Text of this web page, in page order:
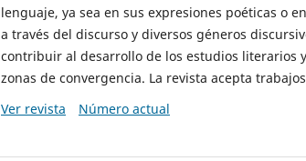
lenguaje, ya sea en sus expresiones poéticas o
a través del discurso y diversos géneros
contribuir al desarrollo de los estudios literarios
zonas de convergencia. La revista acepta
Ver revista
Número actual